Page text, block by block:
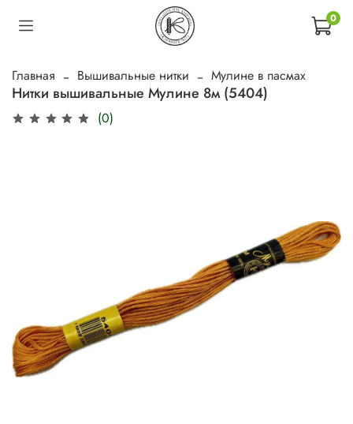
0
Главная Вышивальные нитки Мулине в пасмах
Нитки вышивальные Мулине 8м (5404)
(0)